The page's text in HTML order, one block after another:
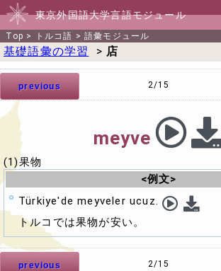
東京外国語大学言語モジュール
Top > トルコ語 >語彙モジュール
基礎語彙の学習 > 店
previous 2/15
meyve
(1)果物
<例文>
Türkiye'de meyveler ucuz.
トルコでは果物が安い。
previous 2/15